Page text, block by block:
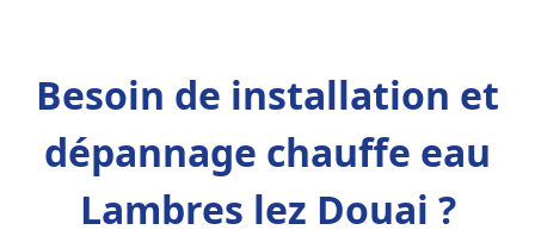
Besoin de installation et
dépannage chauffe eau
Lambres lez Douai ?